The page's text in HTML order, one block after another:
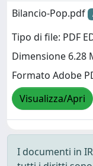
Bilancio-Pop.pdf
Tipo di file: PDF
Dimensione 6.28
Formato Adobe
Visualizza/Apri
I documenti in